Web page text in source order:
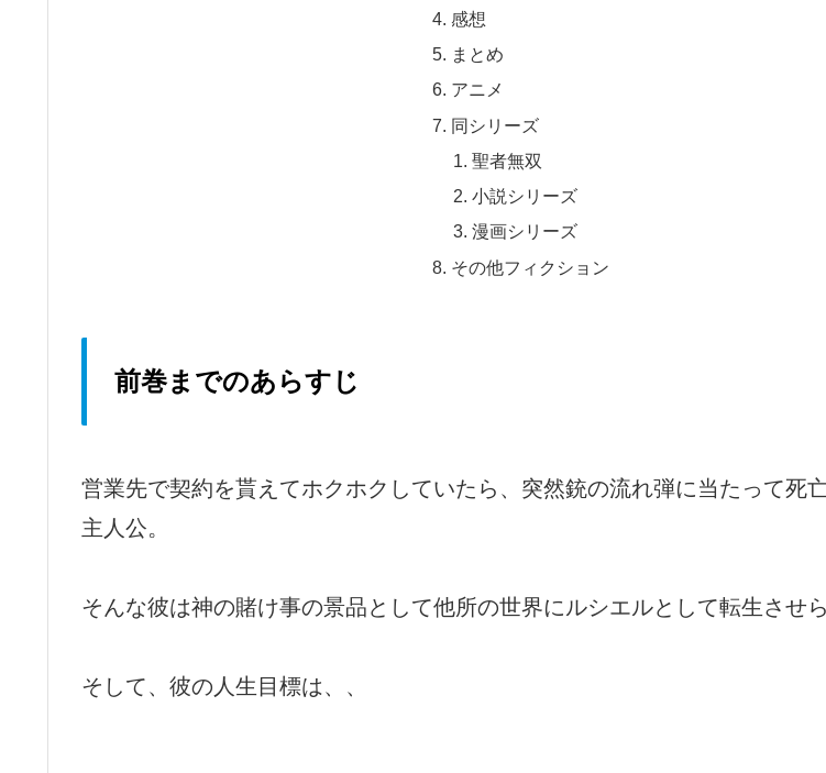
感想
まとめ
アニメ
同シリーズ
聖者無双
小説シリーズ
漫画シリーズ
その他フィクション
前巻までのあらすじ
営業先で契約を貰えてホクホクしていたら、突然銃の流れ弾に当たって死
主人公。
そんな彼は神の賭け事の景品として他所の世界にルシエルとして転生させ
そして、彼の人生目標は、、